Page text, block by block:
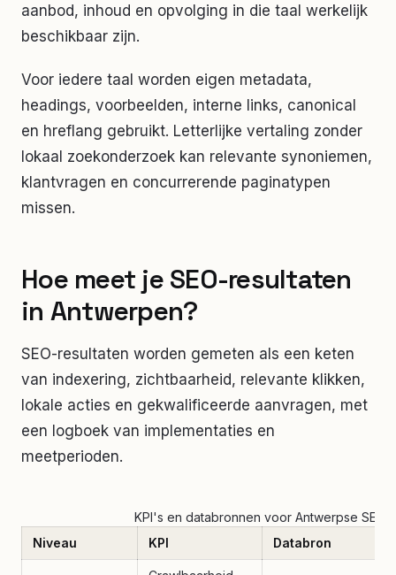
aanbod, inhoud en opvolging in die taal werkelijk
beschikbaar zijn.
Voor iedere taal worden eigen metadata,
headings, voorbeelden, interne links, canonical
en hreflang gebruikt. Letterlijke vertaling zonder
lokaal zoekonderzoek kan relevante synoniemen,
klantvragen en concurrerende paginatypen
missen.
Hoe meet je SEO-resultaten
in Antwerpen?
SEO-resultaten worden gemeten als een keten
van indexering, zichtbaarheid, relevante klikken,
lokale acties en gekwalificeerde aanvragen, met
een logboek van implementaties en
meetperioden.
KPI's en databronnen voor Antwerpse SEO
Niveau
KPI Databron